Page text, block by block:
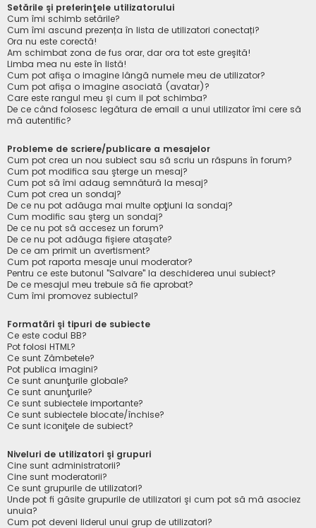
Setările şi preferinţele utilizatorului
Cum îmi schimb setările?
Cum îmi ascund prezența în lista de utilizatori conectați?
Ora nu este corectă!
Am schimbat zona de fus orar, dar ora tot este greşită!
Limba mea nu este în listă!
Cum pot afişa o imagine lângă numele meu de utilizator?
Cum pot afișa o imagine asociată (avatar)?
Care este rangul meu şi cum il pot schimba?
De ce când folosesc legătura de email a unui utilizator îmi cere să
mă autentific?
Probleme de scriere/publicare a mesajelor
Cum pot crea un nou subiect sau să scriu un răspuns în forum?
Cum pot modifica sau şterge un mesaj?
Cum pot să îmi adaug semnătură la mesaj?
Cum pot crea un sondaj?
De ce nu pot adăuga mai multe opţiuni la sondaj?
Cum modific sau şterg un sondaj?
De ce nu pot să accesez un forum?
De ce nu pot adăuga fişiere ataşate?
De ce am primit un avertisment?
Cum pot raporta mesaje unui moderator?
Pentru ce este butonul "Salvare" la deschiderea unui subiect?
De ce mesajul meu trebuie să fie aprobat?
Cum îmi promovez subiectul?
Formatări şi tipuri de subiecte
Ce este codul BB?
Pot folosi HTML?
Ce sunt Zâmbetele?
Pot publica imagini?
Ce sunt anunţurile globale?
Ce sunt anunţurile?
Ce sunt subiectele importante?
Ce sunt subiectele blocate/închise?
Ce sunt iconiţele de subiect?
Niveluri de utilizatori şi grupuri
Cine sunt administratorii?
Cine sunt moderatorii?
Ce sunt grupurile de utilizatori?
Unde pot fi găsite grupurile de utilizatori şi cum pot să mă asociez
unuia?
Cum pot deveni liderul unui grup de utilizatori?